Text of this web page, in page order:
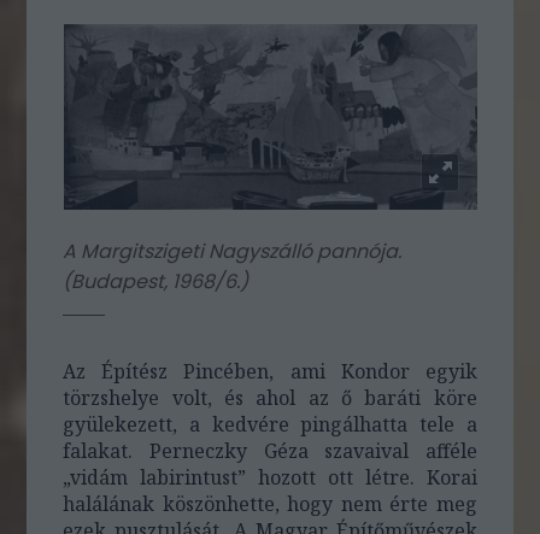
A Margitszigeti Nagyszálló pannója.
(Budapest, 1968/6.)
Az Építész Pincében, ami Kondor egyik
törzshelye volt, és ahol az ő baráti köre
gyülekezett, a kedvére pingálhatta tele a
falakat. Perneczky Géza szavaival afféle
„vidám labirintust” hozott ott létre. Korai
halálának köszönhette, hogy nem érte meg